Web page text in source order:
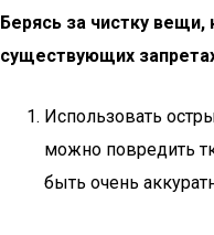
Берясь за чистку
существующих
Использовать
можно повредить
быть очень